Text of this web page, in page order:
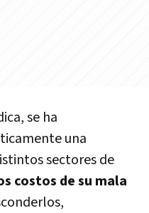
se ha
una
sectores de
costos de su mala